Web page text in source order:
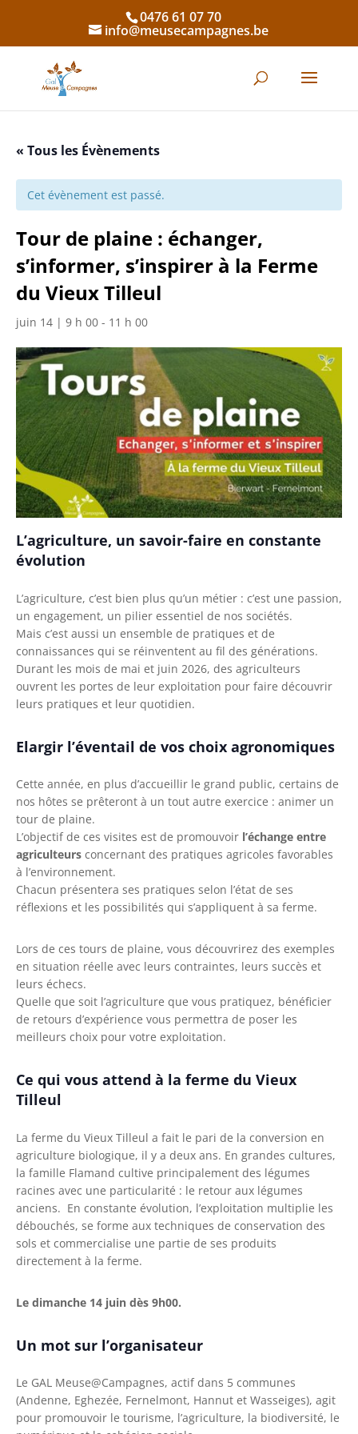
0476 61 07 70
info@meusecampagnes.be
« Tous les Évènements
Cet évènement est passé.
Tour de plaine : échanger,
s’informer, s’inspirer à la Ferme
du Vieux Tilleul
juin 14 | 9 h 00 - 11 h 00
L’agriculture, un savoir-faire en constante
évolution
L’agriculture, c’est bien plus qu’un métier : c’est une passion,
un engagement, un pilier essentiel de nos sociétés.
Mais c’est aussi un ensemble de pratiques et de
connaissances qui se réinventent au fil des générations.
Durant les mois de mai et juin 2026, des agriculteurs
ouvrent les portes de leur exploitation pour faire découvrir
leurs pratiques et leur quotidien.
Elargir l’éventail de vos choix agronomiques
Cette année, en plus d’accueillir le grand public, certains de
nos hôtes se prêteront à un tout autre exercice : animer un
tour de plaine.
L’objectif de ces visites est de promouvoir l’échange entre
agriculteurs concernant des pratiques agricoles favorables
à l’environnement.
Chacun présentera ses pratiques selon l’état de ses
réflexions et les possibilités qui s’appliquent à sa ferme.
Lors de ces tours de plaine, vous découvrirez des exemples
en situation réelle avec leurs contraintes, leurs succès et
leurs échecs.
Quelle que soit l’agriculture que vous pratiquez, bénéficier
de retours d’expérience vous permettra de poser les
meilleurs choix pour votre exploitation.
Ce qui vous attend à la ferme du Vieux
Tilleul
La ferme du Vieux Tilleul a fait le pari de la conversion en
agriculture biologique, il y a deux ans. En grandes cultures,
la famille Flamand cultive principalement des légumes
racines avec une particularité : le retour aux légumes
anciens. En constante évolution, l’exploitation multiplie les
débouchés, se forme aux techniques de conservation des
sols et commercialise une partie de ses produits
directement à la ferme.
Le dimanche 14 juin dès 9h00.
Un mot sur l’organisateur
Le GAL Meuse@Campagnes, actif dans 5 communes
(Andenne, Eghezée, Fernelmont, Hannut et Wasseiges), agit
pour promouvoir le tourisme, l’agriculture, la biodiversité, le